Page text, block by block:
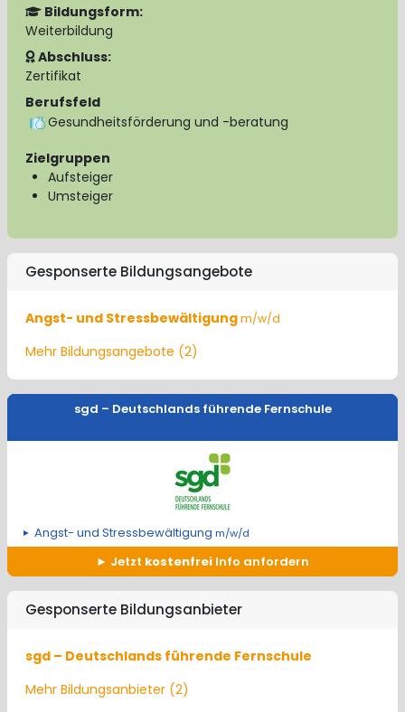
Bildungsform:
Weiterbildung
Abschluss:
Zertifikat
Berufsfeld
Gesundheitsförderung und -beratung
Zielgruppen
Aufsteiger
Umsteiger
Gesponserte Bildungsangebote
Angst- und Stressbewältigungm/w/d
Mehr Bildungsangebote (2)
sgd – Deutschlands führende Fernschule
Angst- und Stressbewältigung m/w/d
Jetzt kostenfrei Info anfordern
Gesponserte Bildungsanbieter
sgd – Deutschlands führende Fernschule
Mehr Bildungsanbieter (2)